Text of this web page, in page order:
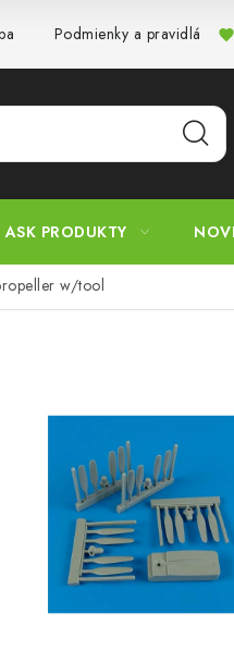
Podmienky a pravidlá
ASK PRODUKTY
w/tool